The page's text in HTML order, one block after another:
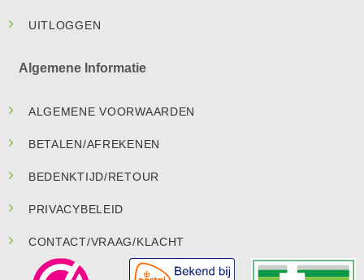
UITLOGGEN
Algemene Informatie
ALGEMENE VOORWAARDEN
BETALEN/AFREKENEN
BEDENKTIJD/RETOUR
PRIVACYBELEID
CONTACT/VRAAG/KLACHT